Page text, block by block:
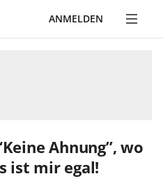
ANMELDEN
Ahnung”, wo
ist mir egal!